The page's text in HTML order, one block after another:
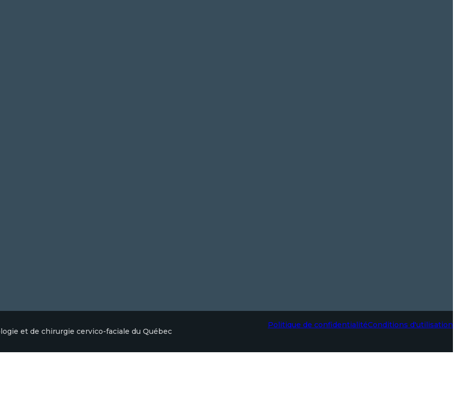
et de chirurgie cervico-faciale du Québec
Politique de confidentialitéConditions d'utilisation